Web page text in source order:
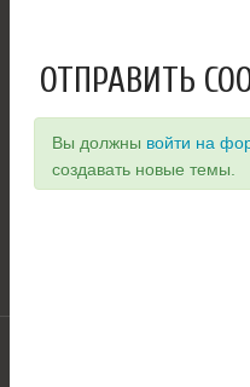
ОТПРАВИТЬ
Вы должны войти на
создавать новые темы.